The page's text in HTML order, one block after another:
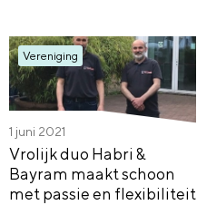
Vereniging
1 juni 2021
Vrolijk duo Habri &
Bayram maakt schoon
met passie en flexibiliteit